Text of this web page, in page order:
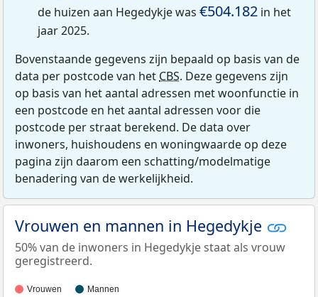
de huizen aan Hegedykje was €504.182 in het
jaar 2025.
Bovenstaande gegevens zijn bepaald op basis van de
data per postcode van het CBS. Deze gegevens zijn
op basis van het aantal adressen met woonfunctie in
een postcode en het aantal adressen voor die
postcode per straat berekend. De data over
inwoners, huishoudens en woningwaarde op deze
pagina zijn daarom een schatting/modelmatige
benadering van de werkelijkheid.
Vrouwen en mannen in Hegedykje
50% van de inwoners in Hegedykje staat als vrouw
geregistreerd.
Vrouwen Mannen